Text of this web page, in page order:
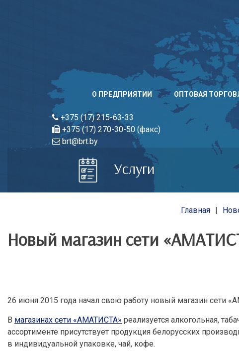
О ПРЕДПРИЯТИИ ОПТОВАЯ
+375 (17) 215-63-33
+375 (17) 270-30-50 (факс)
brt@brt.by
Услуги
Главная
Новый магазин сети
26 июня 2015 года начал свою работу новый магазин сети
В магазинах сети «АМАТИСТА» реализуется алкогольная,
ассортименте присутствует продукция белорусских
в индивидуальной упаковке, чай, кофе.